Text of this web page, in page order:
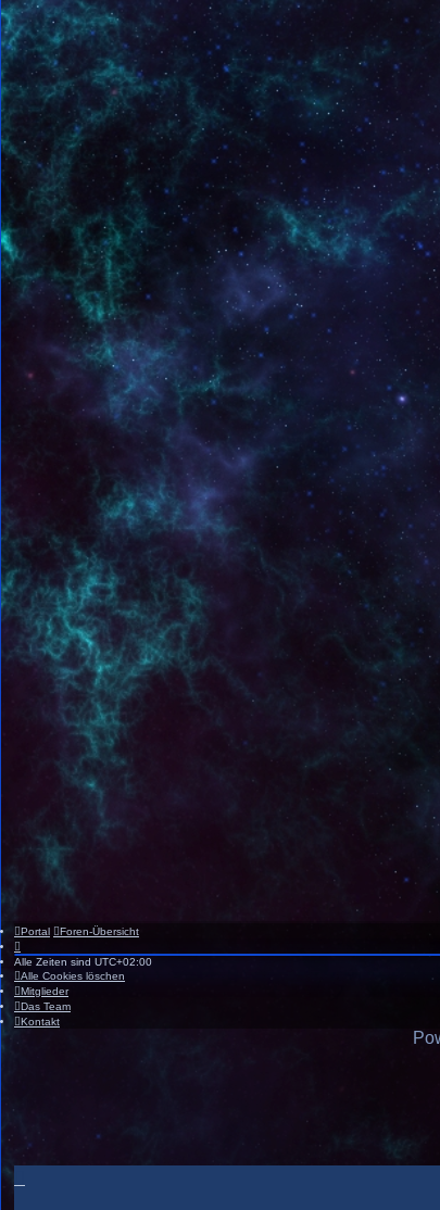
Portal Foren-Übersicht
Alle Zeiten sind UTC+02:00
Alle Cookies löschen
Mitglieder
Das Team
Kontakt